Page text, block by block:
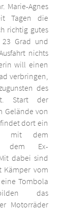
Marie-Agnes
Tagen die
richtig gutes
23 Grad und
nichts
will einen
verbringen,
des
Start der
Gelände von
findet dort ein
mit dem
dem Ex-
dabei sind
Kämper vom
Tombola
das
Motorräder